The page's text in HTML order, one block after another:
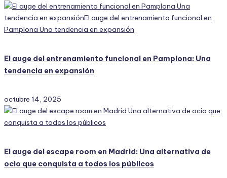
El auge del entrenamiento funcional en Pamplona: Una
tendencia en expansión
octubre 14, 2025
El auge del escape room en Madrid: Una alternativa de
ocio que conquista a todos los públicos